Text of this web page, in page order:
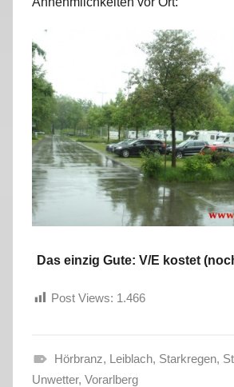
Das einzig Gute: V/E kostet
Post Views: 1.466
S
Hörbranz, Leiblach, Starkregen,
Unwetter, Vorarlberg